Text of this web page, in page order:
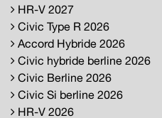
HR-V 2027
Civic Type R 2026
Accord Hybride 2026
Civic hybride berline 2026
Civic Berline 2026
Civic Si berline 2026
HR-V 2026